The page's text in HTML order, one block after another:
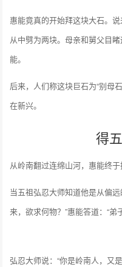
惠能竟真的开始拜这块大石。
从中劈为两块。母亲和舅父目
能。
后来，人们称这块巨石为“别母
在新兴。
得
从岭南翻过连绵山河，惠能终于
当五祖弘忍大师知道他是从偏
来，欲求何物？”惠能答道：“弟
弘忍大师说：“你是岭南人，又